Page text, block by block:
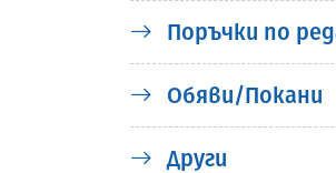
Поръчки по
Обяви/Покани
Други